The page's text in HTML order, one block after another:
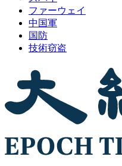
ファーウェイ
中国軍
国防
技術窃盗